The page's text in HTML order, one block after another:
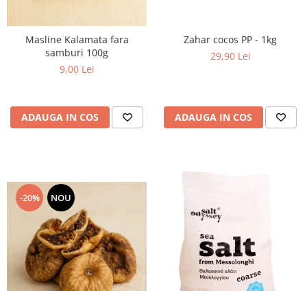
Masline Kalamata fara
samburi 100g
9,00 Lei
ADAUGA IN COS
Zahar cocos PP - 1kg
29,90 Lei
ADAUGA IN COS
-20% NOU